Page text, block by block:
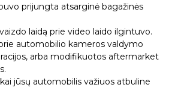
prijungta atsarginė bagažinės
laidą prie video laido ilgintuvo.
automobilio kameros valdymo
arba modifikuotos aftermarket
jūsų automobilis važiuos atbuline